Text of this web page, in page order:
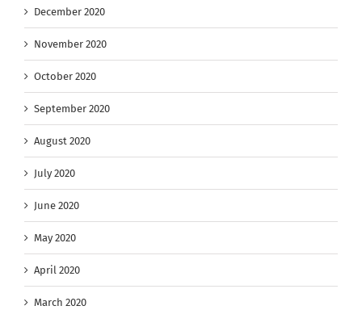
December 2020
November 2020
October 2020
September 2020
August 2020
July 2020
June 2020
May 2020
April 2020
March 2020